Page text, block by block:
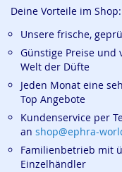
Deine Vorteile im Shop:
Unsere frische,
Günstige Preise und
Welt der Düfte
Jeden Monat eine
Top Angebote
Kundenservice per
an shop@ephra-
Familienbetrieb mit
Einzelhändler